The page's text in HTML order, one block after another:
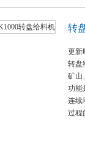
转
更新
转盘
矿山
功能
连续
过程